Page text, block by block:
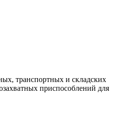
транспортных и складских
приспособлений для